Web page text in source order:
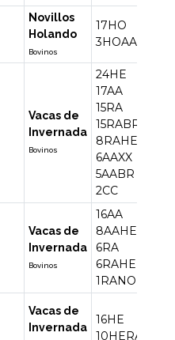
Novillos
Holando
Bovinos
17HO
3HOAA
Vacas de
Invernada
Bovinos
24HE
17AA
15RA
15RABR
8RAHE
6AAXX
5AABR
2CC
Vacas de
Invernada
Bovinos
16AA
8AAHE
6RA
6RAHE
1RANO
Vacas de
Invernada
16HE
10HERA